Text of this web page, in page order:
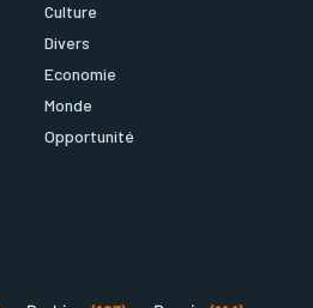
Culture
Divers
Economie
Monde
Opportunité